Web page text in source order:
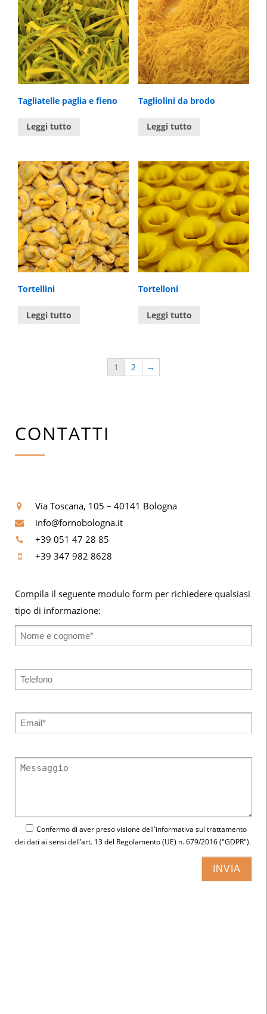
Tagliatelle paglia e fieno
Leggi tutto
Tagliolini da brodo
Leggi tutto
Tortellini
Leggi tutto
Tortelloni
Leggi tutto
1 2 →
CONTATTI
Via Toscana, 105 – 40141 Bologna
info@fornobologna.it
+39 051 47 28 85
+39 347 982 8628
Compila il seguente modulo form per richiedere qualsiasi
tipo di informazione:
Confermo di aver preso visione dell'informativa sul trattamento
dei dati ai sensi dell’art. 13 del Regolamento (UE) n. 679/2016 ("GDPR").